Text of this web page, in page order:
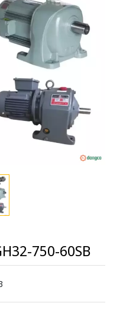
750-60SB